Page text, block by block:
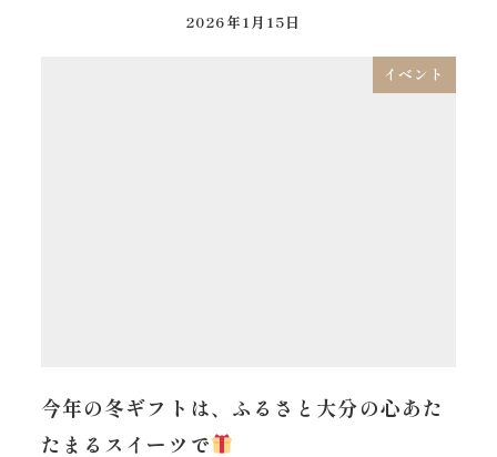
2026年1月15日
イベント
今年の冬ギフトは、ふるさと大分の心あた
たまるスイーツで